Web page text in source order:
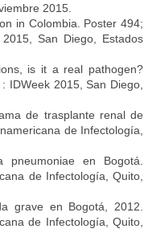
2015.
in Colombia. Poster 494;
San Diego, Estados
is it a real pathogen?
IDWeek 2015, San Diego,
de trasplante renal de
de Infectología,
pneumoniae en Bogotá.
de Infectología, Quito,
grave en Bogotá, 2012.
de Infectología, Quito,